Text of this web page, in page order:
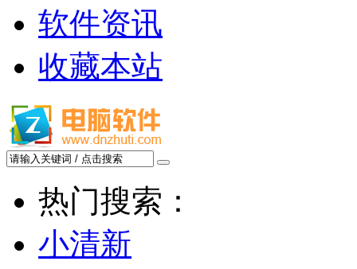
软件资讯
收藏本站
热门搜索：
小清新